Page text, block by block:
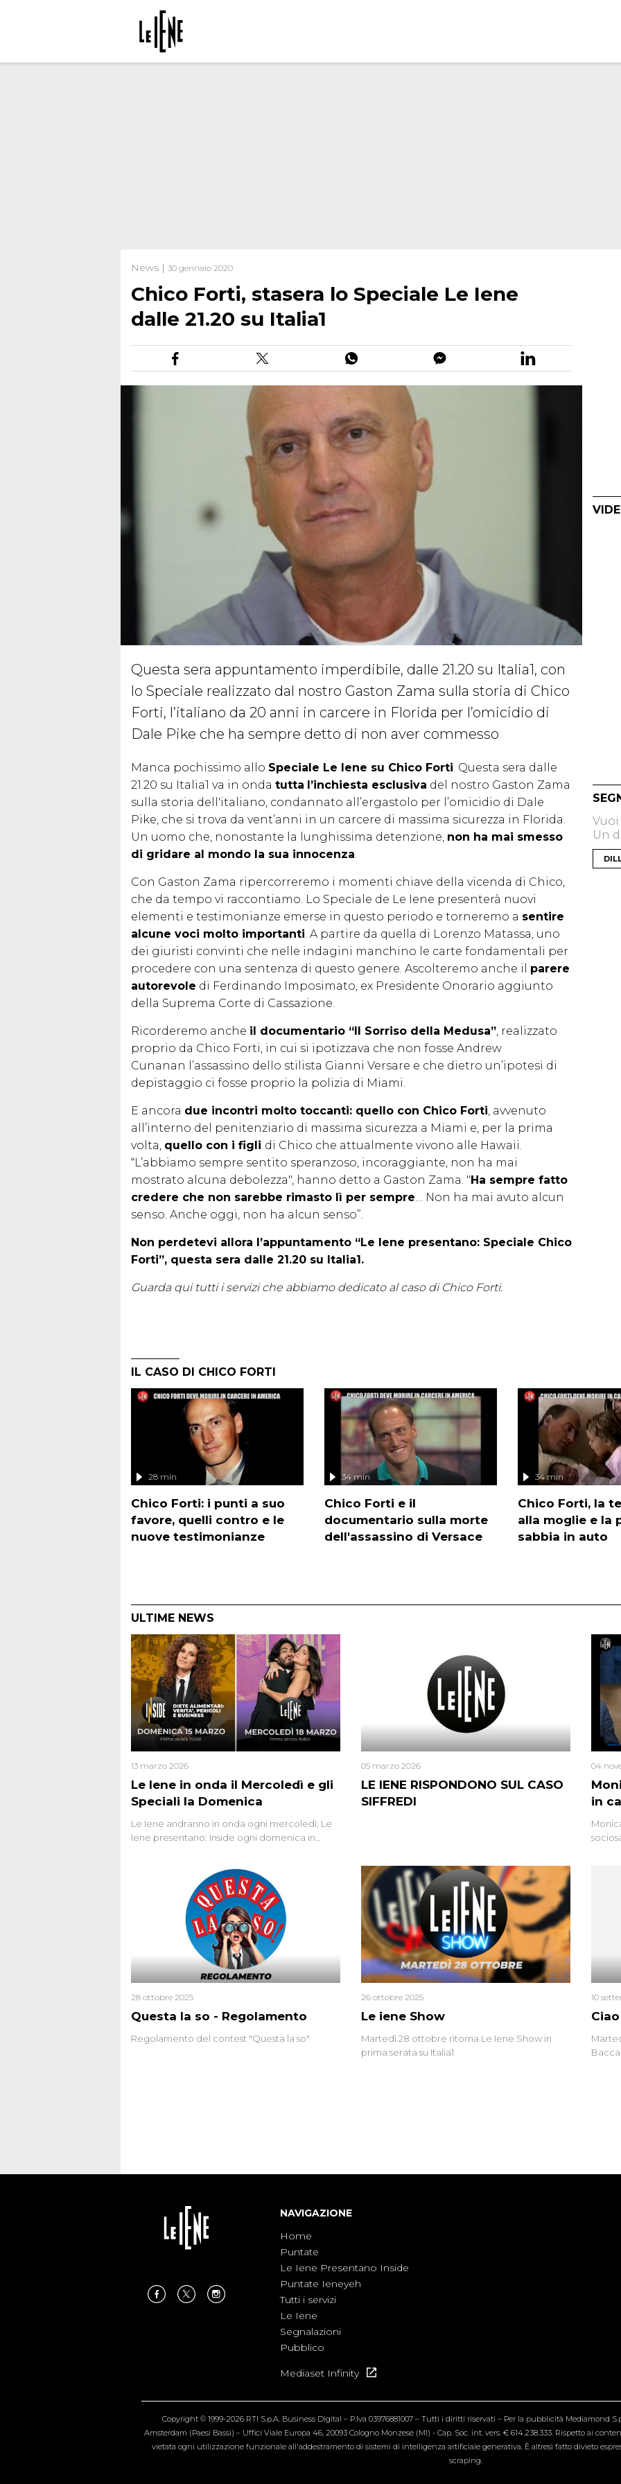
News | 30 gennaio 2020
Chico Forti, stasera lo Speciale Le Iene
dalle 21.20 su Italia1
Questa sera appuntamento imperdibile, dalle 21.20 su Italia1, con
lo Speciale realizzato dal nostro Gaston Zama sulla storia di Chico
Forti, l’italiano da 20 anni in carcere in Florida per l’omicidio di
Dale Pike che ha sempre detto di non aver commesso
Manca pochissimo allo Speciale Le Iene su Chico Forti . Questa sera dalle
21.20 su Italia1 va in onda tutta l’inchiesta esclusiva del nostro Gaston Zama
sulla storia dell'italiano, condannato all’ergastolo per l’omicidio di Dale
Pike, che si trova da vent’anni in un carcere di massima sicurezza in Florida.
Un uomo che, nonostante la lunghissima detenzione, non ha mai smesso
di gridare al mondo la sua innocenza
Con Gaston Zama ripercorreremo i momenti chiave della vicenda di Chico,
che da tempo vi raccontiamo. Lo Speciale de Le Iene presenterà nuovi
elementi e testimonianze emerse in questo periodo e torneremo a sentire
alcune voci molto importanti . A partire da quella di Lorenzo Matassa, uno
dei giuristi convinti che nelle indagini manchino le carte fondamentali per
procedere con una sentenza di questo genere. Ascolteremo anche il parere
autorevole di Ferdinando Imposimato, ex Presidente Onorario aggiunto
della Suprema Corte di Cassazione.
Ricorderemo anche il documentario “Il Sorriso della Medusa” , realizzato
proprio da Chico Forti, in cui si ipotizzava che non fosse Andrew
Cunanan l’assassino dello stilista Gianni Versare e che dietro un’ipotesi di
depistaggio ci fosse proprio la polizia di Miami.
E ancora due incontri molto toccanti: quello con Chico Forti , avvenuto
all’interno del penitenziario di massima sicurezza a Miami e, per la prima
volta, quello con i figli di Chico che attualmente vivono alle Hawaii.
“L’abbiamo sempre sentito speranzoso, incoraggiante, non ha mai
mostrato alcuna debolezza", hanno detto a Gaston Zama. "Ha sempre fatto
credere che non sarebbe rimasto lì per sempre … Non ha mai avuto alcun
senso. Anche oggi, non ha alcun senso”.
Non perdetevi allora l’appuntamento “Le Iene presentano: Speciale Chico
Forti”, questa sera dalle 21.20 su Italia1.
Guarda qui tutti i servizi che abbiamo dedicato al caso di Chico Forti.
Un
IL CASO DI CHICO FORTI
Chico Forti: i punti a suo
favore, quelli contro e le
nuove testimonianze
28 min
Chico Forti e il
documentario sulla morte
dell'assassino di Versace
34 min
Chico Forti, la
alla moglie e la
sabbia in auto
34 min
ULTIME NEWS
Le Iene in onda il Mercoledì e gli
Speciali la Domenica
13 marzo 2026
Le Iene andranno in onda ogni mercoledì; Le
Iene presentano: Inside ogni domenica in
LE IENE RISPONDONO SUL CASO
SIFFREDI
05 marzo 2026
in
04
Questa la so - Regolamento
28 ottobre 2025
Regolamento del contest "Questa la so"
Le iene Show
26 ottobre 2025
Martedì 28 ottobre ritorna Le Iene Show in
prima serata su Italia1
10
NAVIGAZIONE
Home
Puntate
Le Iene Presentano Inside
Puntate Ieneyeh
Tutti i servizi
Le Iene
Segnalazioni
Pubblico
Mediaset Infinity
Copyright © 1999-2026 RTI S.p.A. Business Digital – P.Iva 03976881007 – Tutti i diritti riservati – Per la pubblicità Mediamond
Amsterdam (Paesi Bassi) – Uffici Viale Europa 46, 20093 Cologno Monzese (MI) - Cap. Soc. int. vers. € 614.238.333. Rispetto ai
vietata ogni utilizzazione funzionale all'addestramento di sistemi di intelligenza artificiale generativa. È altresì fatto divieto
scraping.